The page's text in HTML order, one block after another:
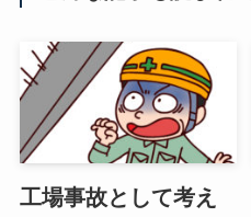
工場事故として考え